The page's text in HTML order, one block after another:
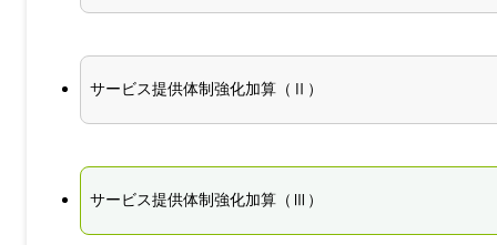
サービス提供体制強化加算（Ⅱ）
サービス提供体制強化加算（Ⅲ）